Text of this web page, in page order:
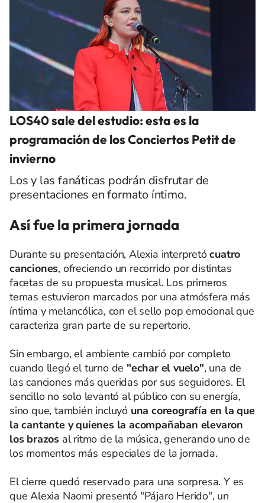
LOS40 sale del estudio: esta es la
programación de los Conciertos Petit de
invierno
Los y las fanáticas podrán disfrutar de
presentaciones en formato íntimo.
Así fue la primera jornada
Durante su presentación, Alexia interpretócuatro
canciones, ofreciendo un recorrido por distintas
facetas de su propuesta musical. Los primeros
temas estuvieron marcados por una atmósfera más
íntima y melancólica, con el sello pop emocional que
caracteriza gran parte de su repertorio.
Sin embargo, el ambiente cambió por completo
cuando llegó el turno de "echar el vuelo", una de
las canciones más queridas por sus seguidores. El
sencillo no solo levantó al público con su energía,
sino que, también incluyó una coreografía en la que
la cantante y quienes la acompañaban elevaron
los brazos al ritmo de la música, generando uno de
los momentos más especiales de la jornada.
El cierre quedó reservado para una sorpresa. Y es
que Alexia Naomi presentó "Pájaro Herido", un